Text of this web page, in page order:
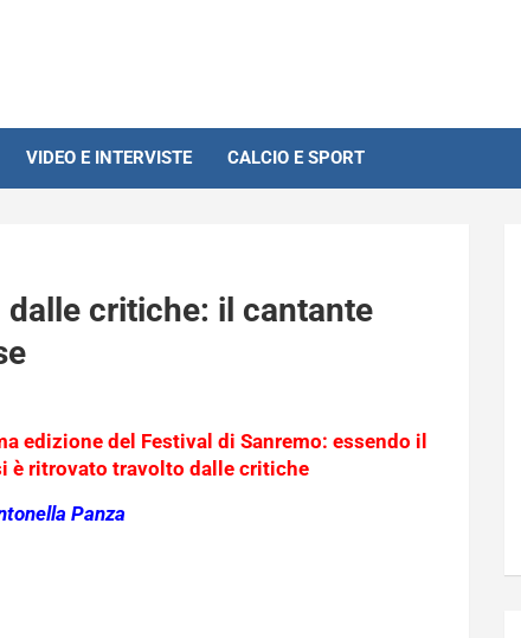
VIDEO E INTERVISTE CALCIO E SPORT
dalle critiche: il cantante
edizione del Festival di Sanremo: essendo il
è ritrovato travolto dalle critiche
Panza